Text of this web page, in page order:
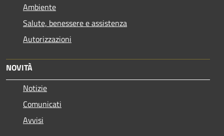
Ambiente
Salute, benessere e assistenza
Autorizzazioni
NOVITÀ
Notizie
Comunicati
Avvisi